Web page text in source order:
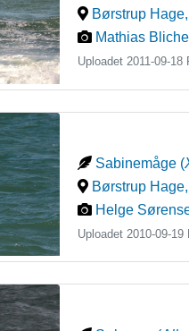
Børstrup Hage,
Mathias
Uploadet 2011-09-18
Sabinemåge (
Børstrup Hage,
Helge
Uploadet 2010-09-19